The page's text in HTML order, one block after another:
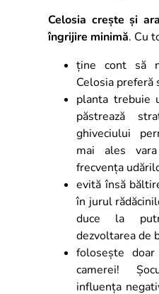
Celosia crește și
îngrijire minimă. Cu
ține cont să
Celosia preferă
planta trebuie
păstrează
ghiveciului
mai ales
frecvența
evită însă
în jurul
duce la
dezvoltarea de
folosește
camerei!
influența